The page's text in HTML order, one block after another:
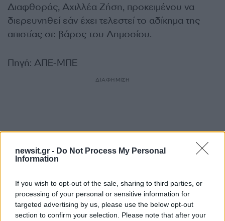
newsit.gr - Do Not Process My Personal
Information
If you wish to opt-out of the sale, sharing to third parties, or
processing of your personal or sensitive information for
targeted advertising by us, please use the below opt-out
section to confirm your selection. Please note that after your
Διαφθοράς, Αχιλλέα Ζήση, προκειμένου να
διερευνηθεί εάν έχει τελεστεί το αδίκημα της
απιστίας σε βάρος του Δημοσίου.
Πηγή: ΑΠΕ-ΜΠΕ
ΔΙΑΦΗΜΙΣΗ